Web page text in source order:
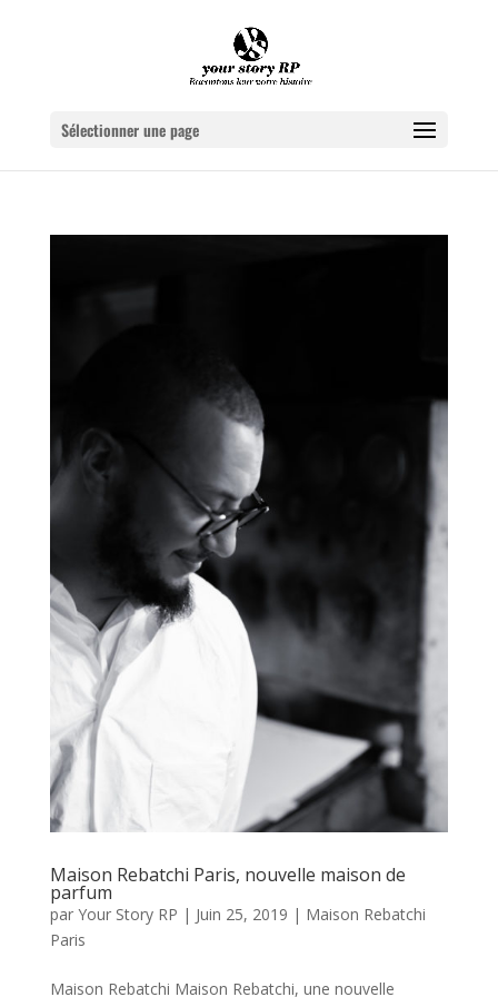
Sélectionner une page
Maison Rebatchi Paris, nouvelle maison de
parfum
par Your Story RP | Juin 25, 2019 | Maison Rebatchi
Paris
Maison Rebatchi Maison Rebatchi, une nouvelle